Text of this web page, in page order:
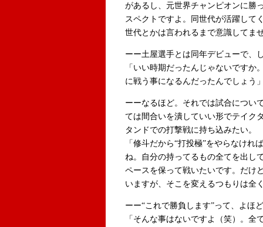
があるし、元世界チャンピオンに勝
スペクトですよ。同世代が活躍して
世代とかは言われるまで意識してま
ーー土屋選手とは同年デビューで、
「いい時期だったんじゃないです
に戦う事になるんだったんでしょう
ーーなるほど。それでは試合につい
ては間合いを潰していい形でテイク
タンドでの打撃戦に持ち込みたい。
「修斗だから“打投極”をやらなけ
ね。自分の持ってるもの全てを出し
ペースを保って戦いたいです。だけ
いますが、そこを変えるつもりは全
ーー“これで勝負します”って、よほ
「そんな事はないですよ（笑）。